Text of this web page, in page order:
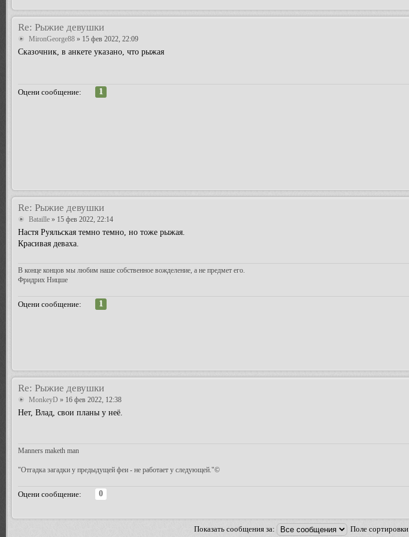
Re: Рыжие девушки
MironGeorge88 » 15 фев 2022, 22:09
Сказочник, в анкете указано, что рыжая
Оцени сообщение: 1
Re: Рыжие девушки
Bataille » 15 фев 2022, 22:14
Настя Руяльская темно темно, но тоже рыжая.
Красивая деваха.
В конце концов мы любим наше собственное вожделение, а не предмет его.
Фридрих Ницше
Оцени сообщение: 1
Re: Рыжие девушки
MonkeyD » 16 фев 2022, 12:38
Нет, Влад, свои планы у неё.
Manners maketh man
"Отгадка загадки у предыдущей феи - не работает у следующей."©
Оцени сообщение: 0
Показать сообщения за: Поле сортировки